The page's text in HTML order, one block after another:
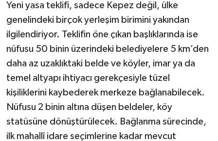
Yeni yasa teklifi, sadece Kepez değil, ülke
genelindeki birçok yerleşim birimini yakından
ilgilendiriyor. Teklifin öne çıkan başlıklarında ise
nüfusu 50 binin üzerindeki belediyelere 5 km’den
daha az uzaklıktaki belde ve köyler, imar ya da
temel altyapı ihtiyacı gerekçesiyle tüzel
kişiliklerini kaybederek merkeze bağlanabilecek.
Nüfusu 2 binin altına düşen beldeler, köy
statüsüne dönüştürülecek. Bağlanma sürecinde,
ilk mahallî idare seçimlerine kadar mevcut